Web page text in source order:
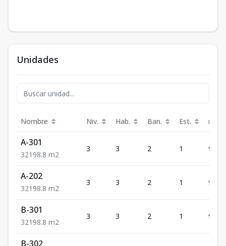
Unidades
Nombre Niv. Hab. Ban. Est. m²
A-301
321 98.8 m2
3 3 2 1 98.8
A-202
321 98.8 m2
3 3 2 1 98.8
B-301
321 98.8 m2
3 3 2 1 98.8
B-302